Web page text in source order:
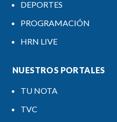
DEPORTES
PROGRAMACIÓN
HRN LIVE
NUESTROS PORTALES
TU NOTA
TVC